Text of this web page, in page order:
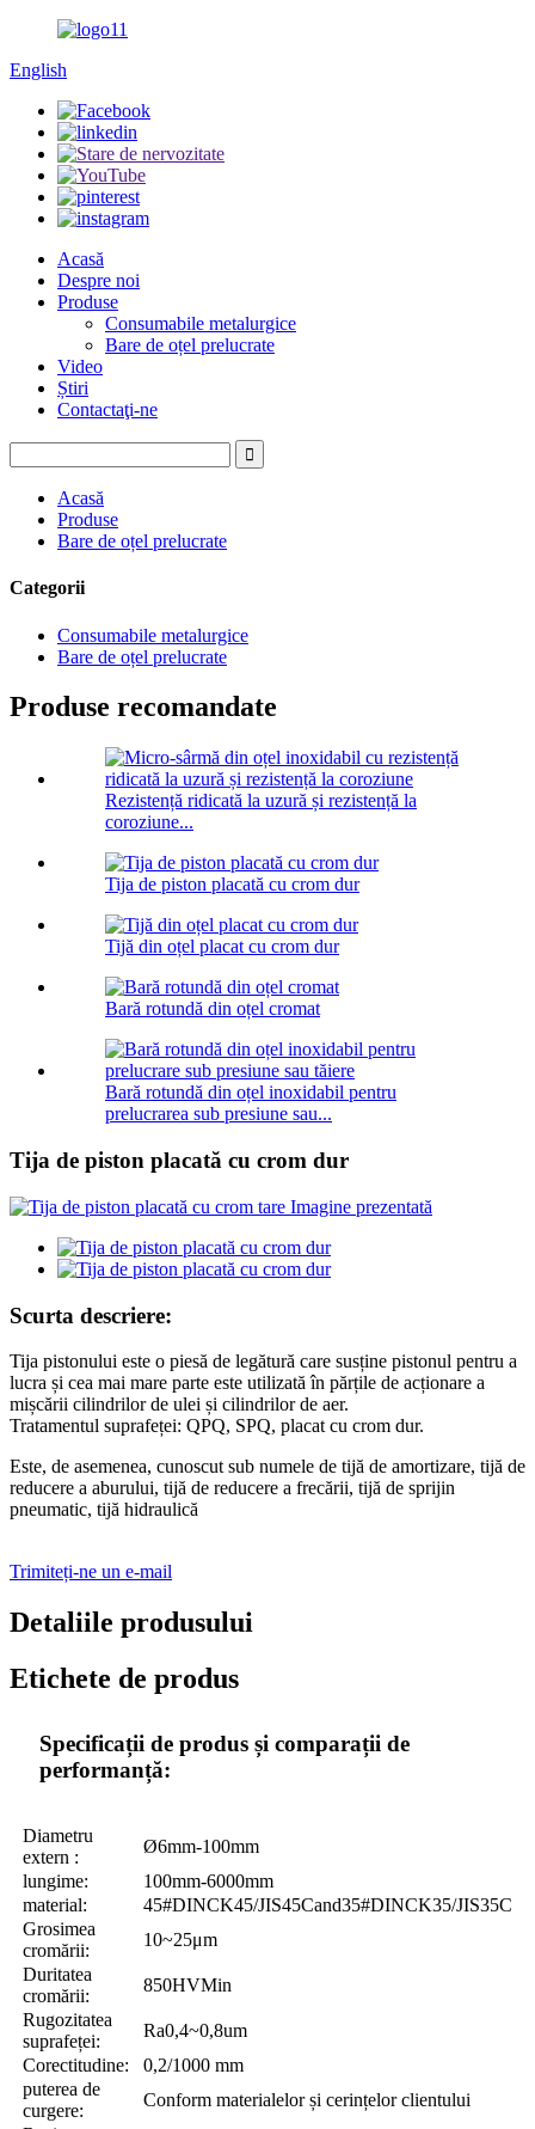
English
Acasă
Despre noi
Produse
Consumabile metalurgice
Bare de oțel prelucrate
Video
Știri
Contactaţi-ne
Acasă
Produse
Bare de oțel prelucrate
Categorii
Consumabile metalurgice
Bare de oțel prelucrate
Produse recomandate
Rezistență ridicată la uzură și rezistență la
coroziune...
Tija de piston placată cu crom dur
Tijă din oțel placat cu crom dur
Bară rotundă din oțel cromat
Bară rotundă din oțel inoxidabil pentru
prelucrarea sub presiune sau...
Tija de piston placată cu crom dur
Scurta descriere:
Tija pistonului este o piesă de legătură care susține pistonul pentru a
lucra și cea mai mare parte este utilizată în părțile de acționare a
mișcării cilindrilor de ulei și cilindrilor de aer.
Tratamentul suprafeței: QPQ, SPQ, placat cu crom dur.
Este, de asemenea, cunoscut sub numele de tijă de amortizare, tijă de
reducere a aburului, tijă de reducere a frecării, tijă de sprijin
pneumatic, tijă hidraulică
Trimiteți-ne un e-mail
Detaliile produsului
Etichete de produs
Specificații de produs și comparații de
performanță:
Diametru
extern :
Ø6mm-100mm
lungime:
100mm-6000mm
material:
45#DINCK45/JIS45Cand35#DINCK35/JIS35C
Grosimea
cromării:
10~25μm
Duritatea
cromării:
850HVMin
Rugozitatea
suprafeței:
Ra0,4~0,8um
Corectitudine:
0,2/1000 mm
puterea de
curgere:
Conform materialelor și cerințelor clientului